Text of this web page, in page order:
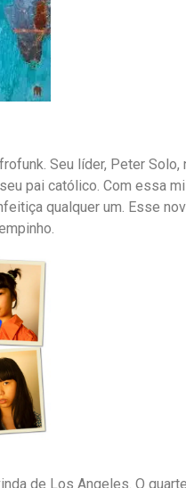
Seu líder, Peter Solo,
pai católico. Com essa
qualquer um. Esse
de Los Angeles. O